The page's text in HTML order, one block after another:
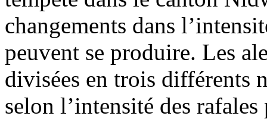
changements dans
peuvent se produire. Les
divisées en trois différents
selon l’intensité des rafales